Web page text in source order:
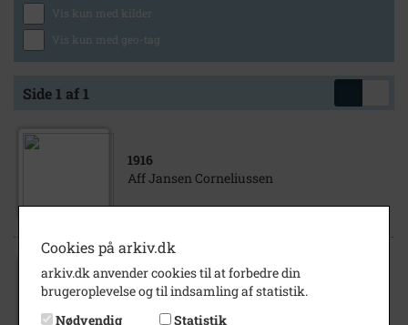
Vis kun med kilder
Vis kun med geo-tag
Side 1 af 1
1916
Aff Jansen Corneliussen
1905
Cookies på arkiv.dk
arkiv.dk anvender cookies til at forbedre din
brugeroplevelse og til indsamling af statistik.
Nødvendig
Statistik